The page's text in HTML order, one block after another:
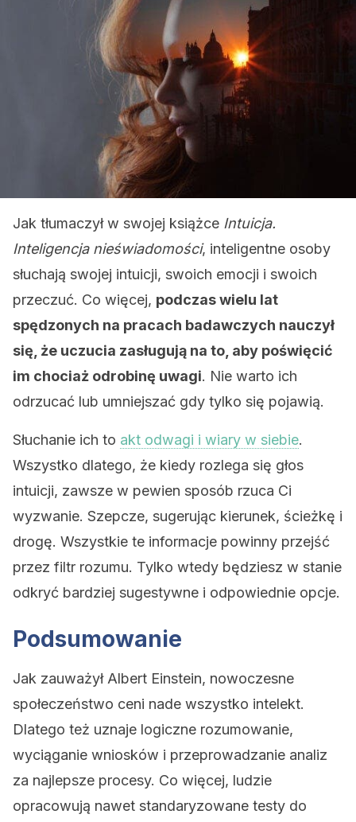
Jak tłumaczył w swojej książce Intuicja.
Inteligencja nieświadomości, inteligentne osoby
słuchają swojej intuicji, swoich emocji i swoich
przeczuć. Co więcej, podczas wielu lat
spędzonych na pracach badawczych nauczył
się, że uczucia zasługują na to, aby poświęcić
im chociaż odrobinę uwagi. Nie warto ich
odrzucać lub umniejszać gdy tylko się pojawią.
Słuchanie ich to akt odwagi i wiary w siebie.
Wszystko dlatego, że kiedy rozlega się głos
intuicji, zawsze w pewien sposób rzuca Ci
wyzwanie. Szepcze, sugerując kierunek, ścieżkę i
drogę. Wszystkie te informacje powinny przejść
przez filtr rozumu. Tylko wtedy będziesz w stanie
odkryć bardziej sugestywne i odpowiednie opcje.
Podsumowanie
Jak zauważył Albert Einstein, nowoczesne
społeczeństwo ceni nade wszystko intelekt.
Dlatego też uznaje logiczne rozumowanie,
wyciąganie wniosków i przeprowadzanie analiz
za najlepsze procesy. Co więcej, ludzie
opracowują nawet standaryzowane testy do